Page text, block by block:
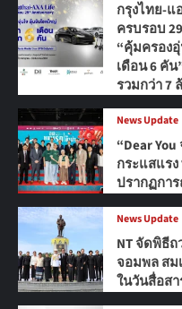
กรุงไทย-แ
ครบรอบ
“คุ้มครอง
เดือน 6 คั
รวมกว่า 7
News Update
“Dear
กระแสแร
ปรากฏกา
News Update
NT จัดพิธี
จอมพล สม
ในวันสื่อส